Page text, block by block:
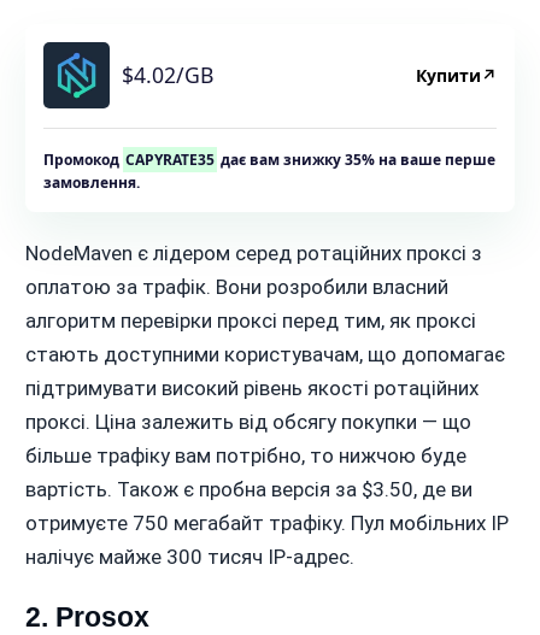
$4.02/GB Купити ↗
Промокод CAPYRATE35 дає вам знижку 35% на ваше перше
замовлення.
NodeMaven є лідером серед ротаційних проксі з
оплатою за трафік. Вони розробили власний
алгоритм перевірки проксі перед тим, як проксі
стають доступними користувачам, що допомагає
підтримувати високий рівень якості ротаційних
проксі. Ціна залежить від обсягу покупки — що
більше трафіку вам потрібно, то нижчою буде
вартість. Також є пробна версія за $3.50, де ви
отримуєте 750 мегабайт трафіку. Пул мобільних IP
налічує майже 300 тисяч IP-адрес.
2. Prosox